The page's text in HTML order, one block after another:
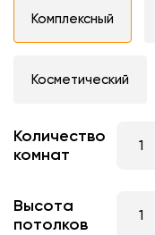
Комплексный
Косметический
Количество
комнат
Высота
потолков